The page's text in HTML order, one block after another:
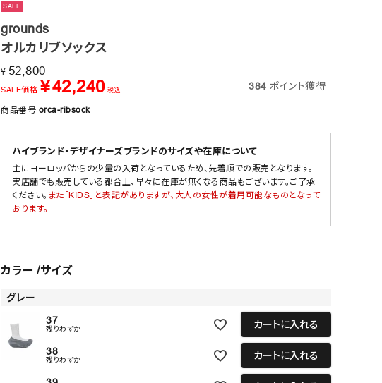
SALE
grounds
オルカリブソックス
¥ 52,800
SALE価格 ¥42,240 税込 384 ポイント獲得
商品番号 orca-ribsock
ハイブランド・デザイナーズブランドのサイズや在庫について
主にヨーロッパからの少量の入荷となっているため、先着順での販売となります。
実店舗でも販売している都合上、早々に在庫が無くなる商品もございます。ご了承
ください。 また「KIDS」と表記がありますが、大人の女性が着用可能なものとなって
おります。
カラー サイズ
グレー
37
残りわずか カートに入れる
38
残りわずか カートに入れる